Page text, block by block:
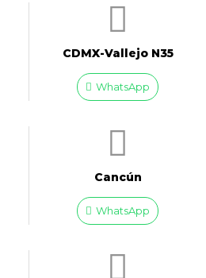
CDMX-Vallejo N35
WhatsApp
Cancún
WhatsApp